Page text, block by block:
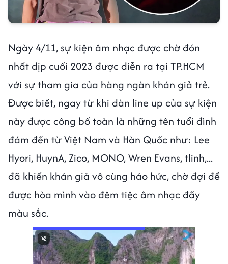
Ngày 4/11, sự kiện âm nhạc được chờ đón
nhất dịp cuối 2023 được diễn ra tại TP.HCM
với sự tham gia của hàng ngàn khán giả trẻ.
Được biết, ngay từ khi dàn line up của sự kiện
này được công bố toàn là những tên tuổi đình
đám đến từ Việt Nam và Hàn Quốc như: Lee
Hyori, HuynA, Zico, MONO, Wren Evans, tlinh,...
đã khiến khán giả vô cùng háo hức, chờ đợi để
được hòa mình vào đêm tiệc âm nhạc đầy
màu sắc.